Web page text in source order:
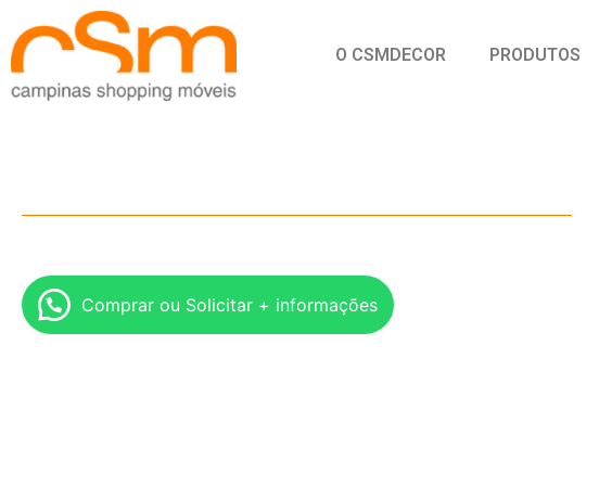
O CSMDECOR PRODUTOS
Comprar ou Solicitar + informações